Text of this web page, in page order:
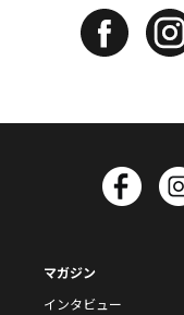
マガジン
インタビュー